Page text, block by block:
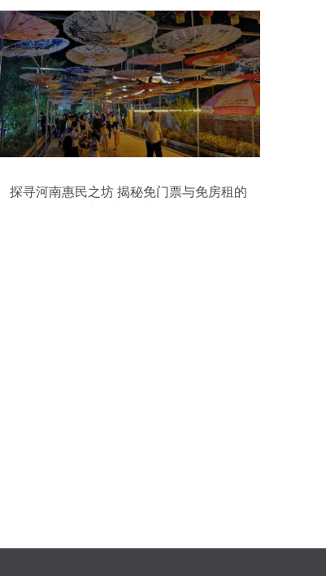
探寻河南惠民之坊 揭秘免门票与免房租的